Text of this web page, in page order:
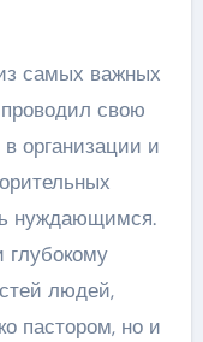
самых важных
свою
организации и
нуждающимся.
глубокому
людей,
пастором, но и